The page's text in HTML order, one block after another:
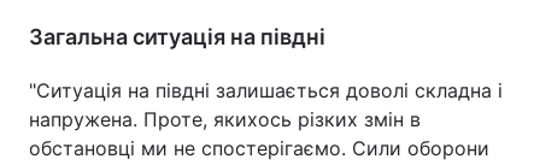
Загальна ситуація на півдні
"Ситуація на півдні залишається доволі складна і
напружена. Проте, якихось різких змін в
обстановці ми не спостерігаємо. Сили оборони